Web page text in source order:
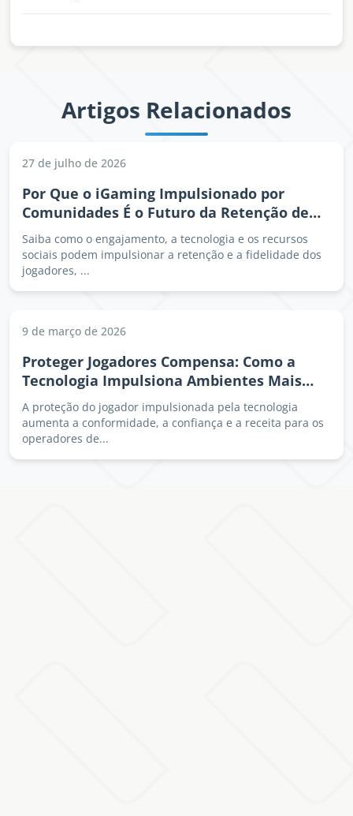
Artigos Relacionados
27 de julho de 2026
Por Que o iGaming Impulsionado por
Comunidades É o Futuro da Retenção de
Jogadores e do Crescimento.
Saiba como o engajamento, a tecnologia e os recursos
sociais podem impulsionar a retenção e a fidelidade dos
jogadores, ...
9 de março de 2026
Proteger Jogadores Compensa: Como a
Tecnologia Impulsiona Ambientes Mais
Seguros e Inteligentes para Operadores de
iGaming.
A proteção do jogador impulsionada pela tecnologia
aumenta a conformidade, a confiança e a receita para os
operadores de...